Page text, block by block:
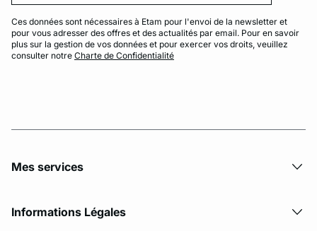
Ces données sont nécessaires à Etam pour l'envoi de la newsletter et
pour vous adresser des offres et des actualités par email. Pour en savoir
plus sur la gestion de vos données et pour exercer vos droits, veuillez
consulter notre Charte de Confidentialité
Mes services
Informations Légales